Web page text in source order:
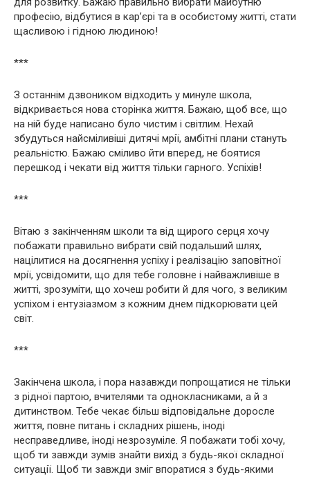
професію, відбутися в кар’єрі та в особистому житті, стати
щасливою і гідною людиною!
***
З останнім дзвоником відходить у минуле школа,
відкривається нова сторінка життя. Бажаю, щоб все, що
на ній буде написано було чистим і світлим. Нехай
збудуться найсміливіші дитячі мрії, амбітні плани стануть
реальністю. Бажаю сміливо йти вперед, не боятися
перешкод і чекати від життя тільки гарного. Успіхів!
***
Вітаю з закінченням школи та від щирого серця хочу
побажати правильно вибрати свій подальший шлях,
націлитися на досягнення успіху і реалізацію заповітної
мрії, усвідомити, що для тебе головне і найважливіше в
житті, зрозуміти, що хочеш робити й для чого, з великим
успіхом і ентузіазмом з кожним днем ​​підкорювати цей
світ.
***
Закінчена школа, і пора назавжди попрощатися не тільки
з рідної партою, вчителями та однокласниками, а й з
дитинством. Тебе чекає більш відповідальне доросле
життя, повне питань і складних рішень, іноді
несправедливе, іноді незрозуміле. Я побажати тобі хочу,
щоб ти завжди зумів знайти вихід з будь-якої складної
ситуації. Щоб ти завжди зміг впоратися з будь-якими